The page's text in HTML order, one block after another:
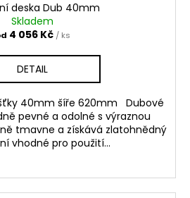
deska Dub 40mm
Skladem
4 056 Kč / ks
DETAIL
40mm šíře 620mm Dubové
pevné a odolné s výraznou
tmavne a získává zlatohnědný
vhodné pro použití...